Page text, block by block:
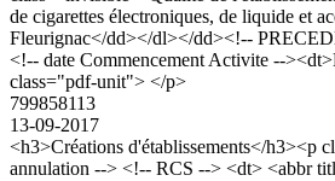
de cigarettes électroniques, de liquide et
Fleurignac</dd></dl></dd><!--
<!-- date Commencement Activite --
class="pdf-unit"> </p>
799858113
13-09-2017
<h3>Créations d'établissements</h3><p
annulation --> <!-- RCS --> <dt> <abbr